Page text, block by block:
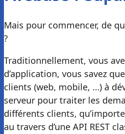
Mais pour commencer, de
?
Traditionnellement, vous
d’application, vous savez
clients (web, mobile, …) à
serveur pour traiter les
différents clients,
au travers d’une API REST